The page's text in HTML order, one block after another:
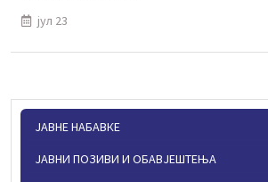
јул 23
ЈАВНЕ НАБАВКЕ
ЈАВНИ ПОЗИВИ И ОБАВЈЕШТЕЊА